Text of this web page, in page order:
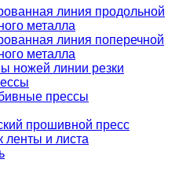
линия продольной
металла
линия поперечной
металла
ножей линии резки
прессы
прошивной пресс
ленты и листа